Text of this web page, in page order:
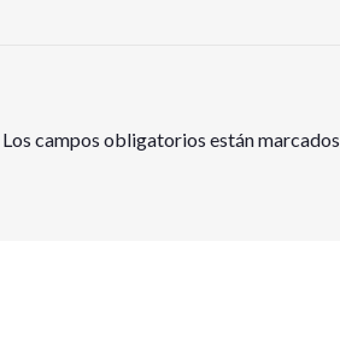
Los campos obligatorios están marcados